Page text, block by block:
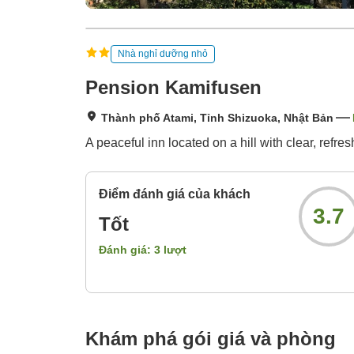
Nhà nghỉ dưỡng nhỏ
Pension Kamifusen
Thành phố Atami, Tỉnh Shizuoka, Nhật Bản
A peaceful inn located on a hill with clear,
Điểm đánh giá của khách
Tốt
Đánh giá: 3 lượt
3.7
Khám phá gói giá và phòng